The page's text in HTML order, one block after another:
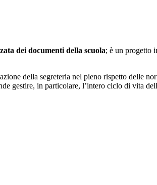
dei documenti della scuola; è un progetto
della segreteria nel pieno rispetto delle
gestire, in particolare, l’intero ciclo di vita